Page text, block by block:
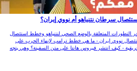
سرطان نتنياهو أم نووي إيران؟
المتعلقة بالوضع الصحي لنتنياهو وخطط استئصال
نووي إيران - ما هي خطط ترامب لإنهاء الحرب على
- كيف انتشر فيروس هانتا على متن السفينة؟ وهي يتجه